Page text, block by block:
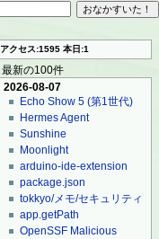
アクセス:1595 本日:1
最新の100件
2026-08-07
Echo Show 5 (第1世代)
Hermes Agent
Sunshine
Moonlight
arduino-ide-extension
package.json
tokkyo/メモ/セキュリティ
app.getPath
OpenSSF Malicious